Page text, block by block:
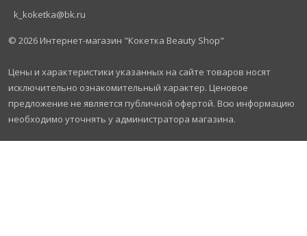
k_koketka@bk.ru
© 2026 Интернет-магазин "Кокетка Beauty Shop"
Цены и характеристики указанных на сайте товаров носят
исключительно ознакомительный характер. Ценовое
предложение не является публичной офертой. Всю информацию
необходимо уточнять у администратора магазина.